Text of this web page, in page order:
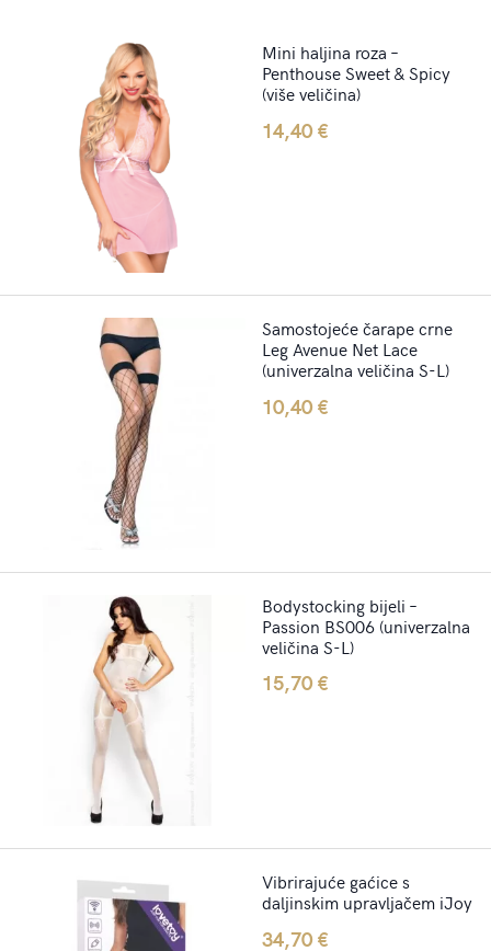
Mini haljina roza –
Penthouse Sweet & Spicy
(više veličina)
14,40€
Samostojeće čarape crne
Leg Avenue Net Lace
(univerzalna veličina S-L)
10,40€
Bodystocking bijeli –
Passion BS006 (univerzalna
veličina S-L)
15,70€
Vibrirajuće gaćice s
daljinskim upravljačem iJoy
34,70€